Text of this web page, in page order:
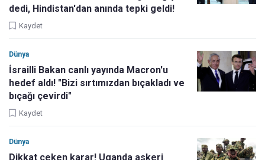
dedi, Hindistan'dan anında tepki geldi!
Kaydet
Dünya
İsrailli Bakan canlı yayında Macron'u
hedef aldı! "Bizi sırtımızdan bıçakladı ve
bıçağı çevirdi"
Kaydet
Dünya
Dikkat çeken karar! Uganda askeri